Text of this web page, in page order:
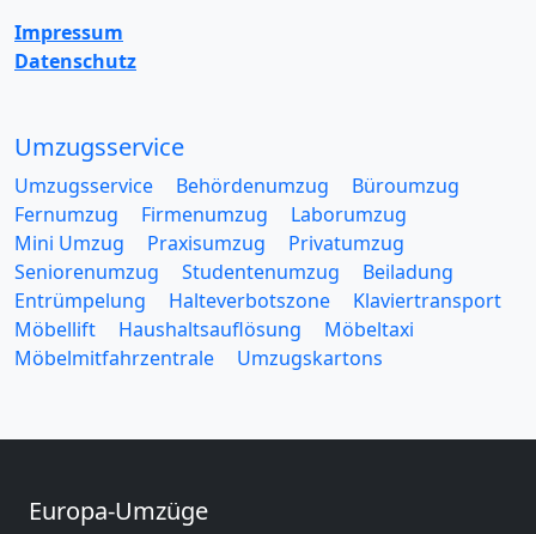
Impressum
Datenschutz
Umzugsservice
Umzugsservice Behördenumzug
Büroumzug
Fernumzug
Firmenumzug
Laborumzug
Mini Umzug
Praxisumzug
Privatumzug
Seniorenumzug
Studentenumzug
Beiladung
Entrümpelung
Halteverbotszone
Klaviertransport
Möbellift
Haushaltsauflösung
Möbeltaxi
Möbelmitfahrzentrale
Umzugskartons
Europa-Umzüge